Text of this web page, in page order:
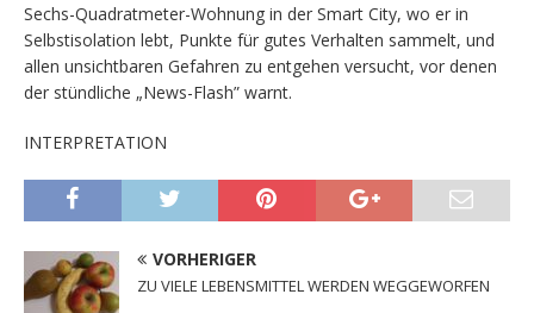
Sechs-Quadratmeter-Wohnung in der Smart City, wo er in
Selbstisolation lebt, Punkte für gutes Verhalten sammelt, und
allen unsichtbaren Gefahren zu entgehen versucht, vor denen
der stündliche „News-Flash” warnt.
INTERPRETATION
VORHERIGER
ZU VIELE LEBENSMITTEL WERDEN WEGGEWORFEN